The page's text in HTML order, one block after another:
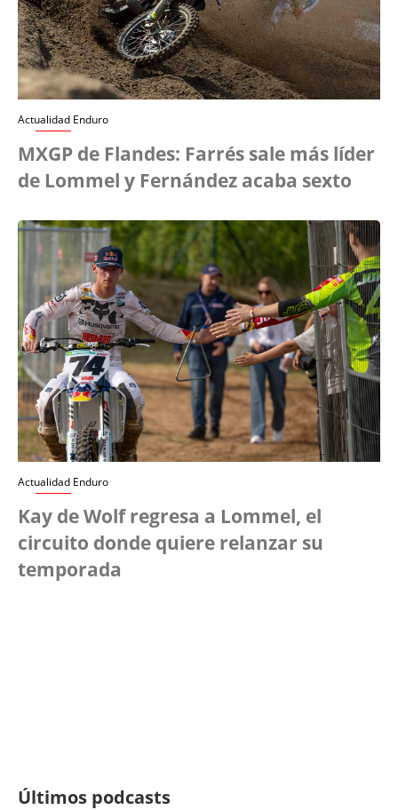
Actualidad Enduro
MXGP de Flandes: Farrés sale más líder
de Lommel y Fernández acaba sexto
Actualidad Enduro
Kay de Wolf regresa a Lommel, el
circuito donde quiere relanzar su
temporada
Últimos podcasts